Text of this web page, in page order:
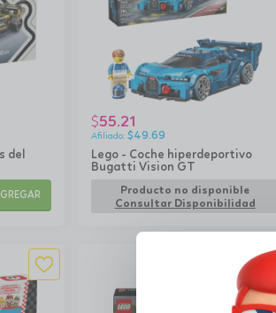
del
Lego - Coche hiperdeportivo
Bugatti Vision GT
$55.21
$49.69
Producto no disponible
Consultar Disponibilidad